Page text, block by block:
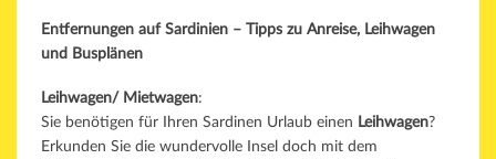
Entfernungen auf Sardinien – Tipps zu Anreise, Leihwagen
und Busplänen
Leihwagen/ Mietwagen:
Sie benötigen für Ihren Sardinen Urlaub einen Leihwagen?
Erkunden Sie die wundervolle Insel doch mit dem